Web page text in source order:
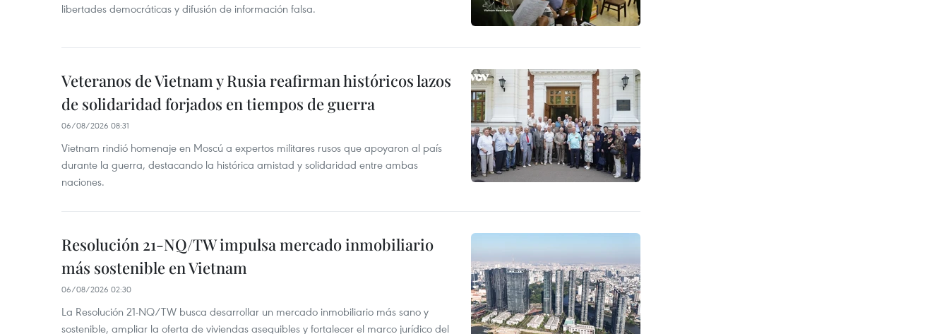
libertades democráticas y difusión de información falsa.
Veteranos de Vietnam y Rusia reafirman históricos lazos
de solidaridad forjados en tiempos de guerra
06/08/2026 08:31
Vietnam rindió homenaje en Moscú a expertos militares rusos que apoyaron al país
durante la guerra, destacando la histórica amistad y solidaridad entre ambas
naciones.
Resolución 21-NQ/TW impulsa mercado inmobiliario
más sostenible en Vietnam
06/08/2026 02:30
La Resolución 21-NQ/TW busca desarrollar un mercado inmobiliario más sano y
sostenible, ampliar la oferta de viviendas asequibles y fortalecer el marco jurídico del